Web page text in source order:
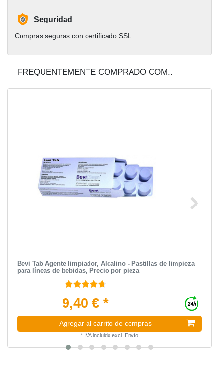
Seguridad
Compras seguras con certificado SSL.
FREQUENTEMENTE COMPRADO COM..
Bevi Tab Agente limpiador, Аlcalino - Pastillas de limpieza
para líneas de bebidas, Precio por pieza
9,40 € *
Agregar al carrito de compras
* IVA incluido excl. Envío